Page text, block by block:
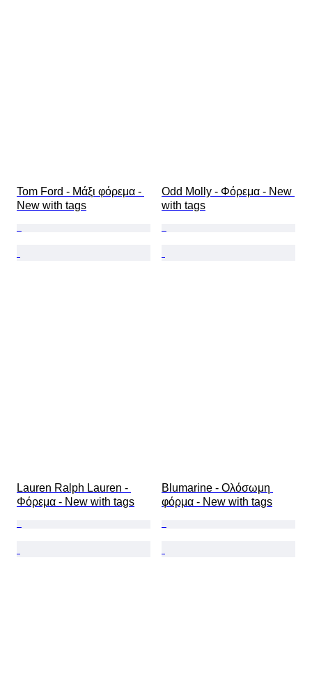
Tom Ford - Μάξι φόρεμα -
New with tags
Odd Molly - Φόρεμα - New
with tags
Lauren Ralph Lauren -
Φόρεμα - New with tags
Blumarine - Ολόσωμη
φόρμα - New with tags